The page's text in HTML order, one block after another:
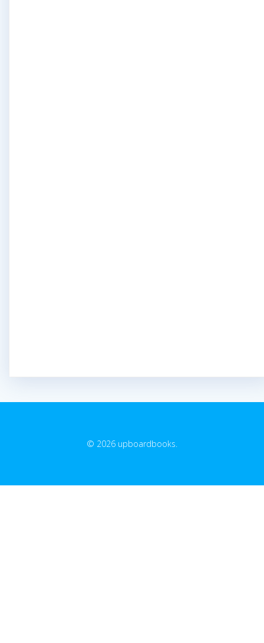
© 2026 upboardbooks.